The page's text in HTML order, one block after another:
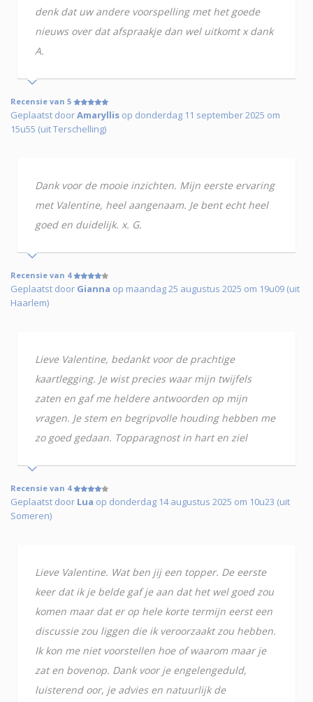
denk dat uw andere voorspelling met het goede
nieuws over dat afspraakje dan wel uitkomt x dank
A.
Recensie van 5
Geplaatst doorAmaryllis op donderdag 11 september 2025 om
15u55 (uit Terschelling)
Dank voor de mooie inzichten. Mijn eerste ervaring
met Valentine, heel aangenaam. Je bent echt heel
goed en duidelijk. x. G.
Recensie van 4
Geplaatst door Gianna op maandag 25 augustus 2025 om 19u09 (uit
Haarlem)
Lieve Valentine, bedankt voor de prachtige
kaartlegging. Je wist precies waar mijn twijfels
zaten en gaf me heldere antwoorden op mijn
vragen. Je stem en begripvolle houding hebben me
zo goed gedaan. Topparagnost in hart en ziel
Recensie van 4
Geplaatst door Lua op donderdag 14 augustus 2025 om 10u23 (uit
Someren)
Lieve Valentine. Wat ben jij een topper. De eerste
keer dat ik je belde gaf je aan dat het wel goed zou
komen maar dat er op hele korte termijn eerst een
discussie zou liggen die ik veroorzaakt zou hebben.
Ik kon me niet voorstellen hoe of waarom maar je
zat en bovenop. Dank voor je engelengeduld,
luisterend oor, je advies en natuurlijk de